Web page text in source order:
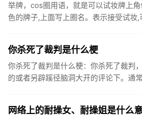
举牌，cos圈用语，就是可以试妆牌上
色的牌子,上面写上圈名。表示接受试妆
你杀死了裁判是什么梗
你杀死了裁判是什么梗：你杀死了裁判
的或者另辟蹊径脑洞大开的评论下。通
网络上的耐操女、耐操姐是什么